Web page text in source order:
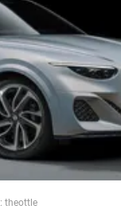
theottle